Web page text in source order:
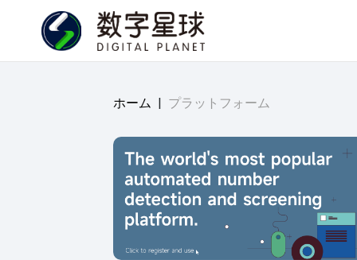
ホーム | プラットフォーム